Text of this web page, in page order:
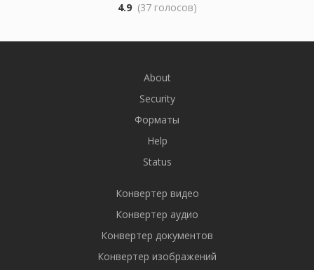
4.9 (37 голосов)
About
Security
Форматы
Help
Status
Конвертер видео
Конвертер аудио
Конвертер документов
Конвертер изображений